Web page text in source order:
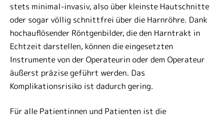
stets minimal-invasiv, also über kleinste Hautschnitte
oder sogar völlig schnittfrei über die Harnröhre. Dank
hochauflösender Röntgenbilder, die den Harntrakt in
Echtzeit darstellen, können die eingesetzten
Instrumente von der Operateurin oder dem Operateur
äußerst präzise geführt werden. Das
Komplikationsrisiko ist dadurch gering.
Für alle Patientinnen und Patienten ist die